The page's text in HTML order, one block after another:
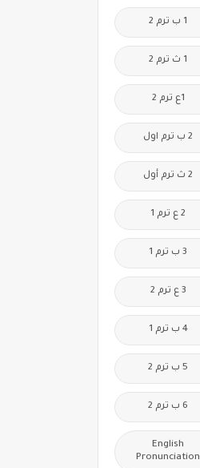
1 ب ترم 2
1 ث ترم 2
1ع ترم 2
2 ب ترم اول
2 ث ترم أول
2 ع ترم 1
3 ب ترم 1
3 ع ترم 2
4 ب ترم 1
5 ب ترم 2
6 ب ترم 2
English
Pronunciation